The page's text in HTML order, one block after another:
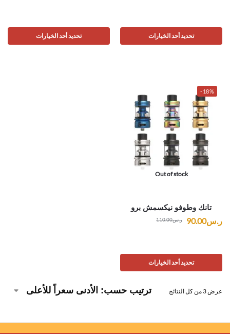
تحديد أحد الخيارات تحديد أحد الخيارات
-18%
Out of stock
تانك وطوفو نيكسمش برو
ر.س110.00 ر.س90.00
تحديد أحد الخيارات
عرض ⁦3⁩ من كل النتائج